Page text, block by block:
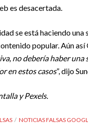
es desacertada.
se está haciendo
popular. Aún
no debería haber
en estos casos”, dijo
y Pexels.
NOTICIAS FALSAS